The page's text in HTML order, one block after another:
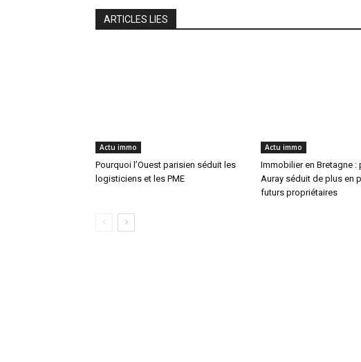
ARTICLES LIES
Actu immo
Pourquoi l’Ouest parisien séduit les
logisticiens et les PME
Actu immo
Immobilier en Bretagne :
Auray séduit de plus en
futurs propriétaires